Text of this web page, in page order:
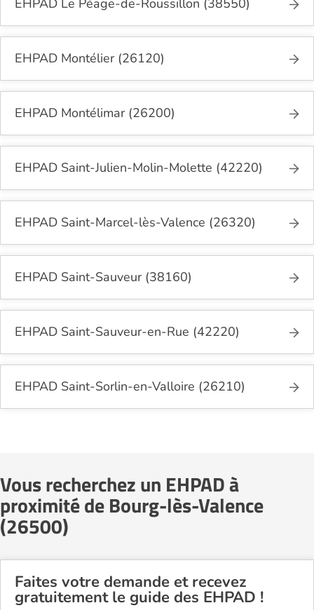
EHPAD Le Péage-de-Roussillon (38550)
EHPAD Montélier (26120)
EHPAD Montélimar (26200)
EHPAD Saint-Julien-Molin-Molette (42220)
EHPAD Saint-Marcel-lès-Valence (26320)
EHPAD Saint-Sauveur (38160)
EHPAD Saint-Sauveur-en-Rue (42220)
EHPAD Saint-Sorlin-en-Valloire (26210)
Vous recherchez un EHPAD à
proximité de Bourg-lès-Valence
(26500)
Faites votre demande et recevez
gratuitement le guide des EHPAD !